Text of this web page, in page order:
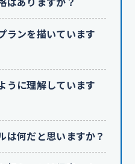
ランを描いています
うに理解しています
は何だと思いますか？